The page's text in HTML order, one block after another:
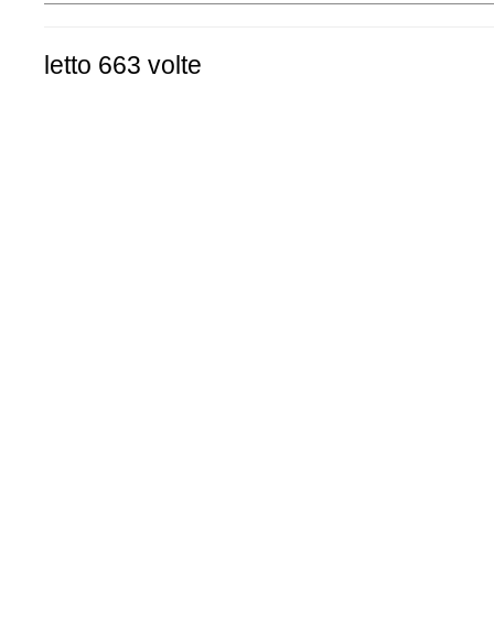
letto 663 volte